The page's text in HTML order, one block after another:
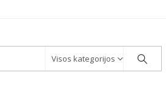
Visos kategorijos